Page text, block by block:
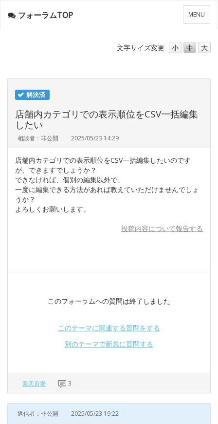
メ
ニ
ー
MENU
フォーラムTOP
文字サイズ変更 小 中 大
解決済
店舗内カテゴリでの表示順位をCSV一括編集
したい
相談者：非公開 2025/05/23 14:29
店舗内カテゴリでの表示順位をCSV一括編集したいのです
が、できますでしょうか？
できなければ、個別の編集以外で、
一度に編集できる方法があれば教えていただけませんでしょ
うか？
よろしくお願いします。
投稿内容について報告する
このフォーラムへの質問は終了しました
このテーマに関連する質問をする
別のテーマで新規に質問する
楽天市場 3
返信者：非公開 2025/05/23 19:22